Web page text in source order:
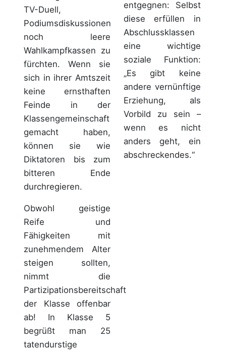
TV-Duell,
Podiumsdiskussionen
noch leere
Wahlkampfkassen zu
fürchten. Wenn sie
sich in ihrer Amtszeit
keine ernsthaften
Feinde in der
Klassengemeinschaft
gemacht haben,
können sie wie
Diktatoren bis zum
bitteren Ende
durchregieren.
Obwohl geistige
Reife und
Fähigkeiten mit
zunehmendem Alter
steigen sollten,
nimmt die
Partizipationsbereitschaft
der Klasse offenbar
ab! In Klasse 5
begrüßt man 25
tatendurstige
entgegnen: Selbst
diese erfüllen in
Abschlussklassen
eine wichtige
soziale Funktion:
„Es gibt keine
andere vernünftige
Erziehung, als
Vorbild zu sein –
wenn es nicht
anders geht, ein
abschreckendes.“